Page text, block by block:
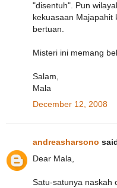
"disentuh". Pun
kekuasaan Majapahit
bertuan.
Misteri ini memang
Salam,
Mala
December 12, 2008
andreasharsono
Dear Mala,
Satu-satunya naskah